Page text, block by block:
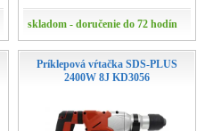
skladom - doručenie do 72 hodín
Príklepová vŕtačka SDS-PLUS
2400W 8J KD3056